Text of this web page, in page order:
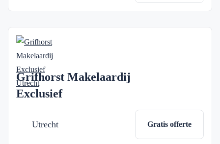
Grifhorst Makelaardij
Exclusief
Utrecht Gratis offerte